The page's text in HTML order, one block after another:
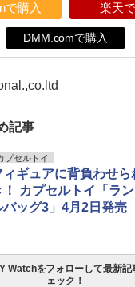
で購入 楽天
DMM.comで購入
記事
プセルトイ
ィギュアに背負わせ
！ カプセルトイ「ラ
バッグ3」4月2日発売
Watchをフォローして最新記
ェック！